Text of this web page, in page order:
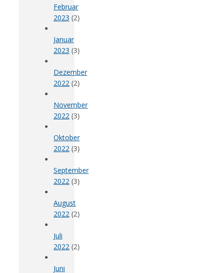
Februar
2023 (2)
Januar
2023 (3)
Dezember
2022 (2)
November
2022 (3)
Oktober
2022 (3)
September
2022 (3)
August
2022 (2)
Juli
2022 (2)
Juni